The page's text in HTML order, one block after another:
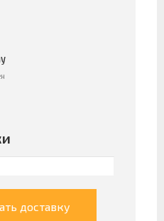
доставку